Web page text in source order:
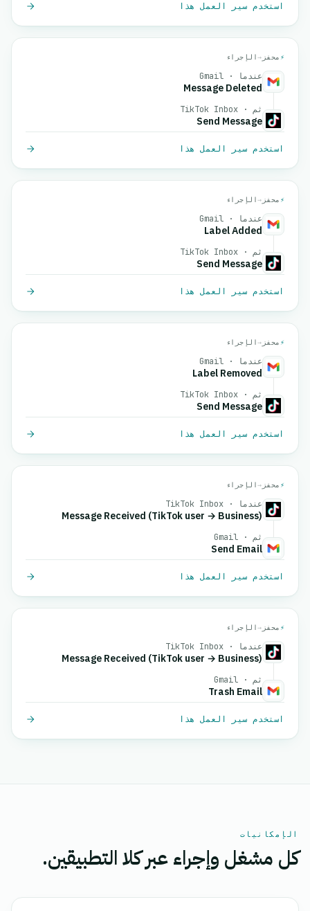
استخدم سير العمل هذا
⚡ محفز →الإجراء
عندما · Gmail
Message Deleted
ثم · TikTok Inbox
Send Message
استخدم سير العمل هذا
⚡ محفز →الإجراء
عندما · Gmail
Label Added
ثم · TikTok Inbox
Send Message
استخدم سير العمل هذا
⚡ محفز →الإجراء
عندما · Gmail
Label Removed
ثم · TikTok Inbox
Send Message
استخدم سير العمل هذا
⚡ محفز →الإجراء
عندما · TikTok Inbox
Message Received (TikTok user → Business)
ثم · Gmail
Send Email
استخدم سير العمل هذا
⚡ محفز →الإجراء
عندما · TikTok Inbox
Message Received (TikTok user → Business)
ثم · Gmail
Trash Email
استخدم سير العمل هذا
الإمكانيات
كل مشغل وإجراء عبر كلا التطبيقين.